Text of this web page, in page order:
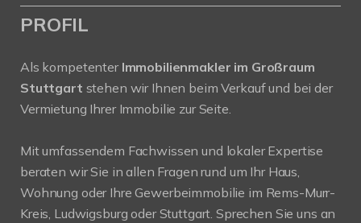
PROFIL
Als kompetenter Immobilienmakler im Großraum
Stuttgart stehen wir Ihnen beim Verkauf und bei der
Vermietung Ihrer Immobilie zur Seite.
Mit umfassendem Fachwissen und lokaler Expertise
beraten wir Sie in allen Fragen rund um Ihr Haus,
Wohnung oder Ihre Gewerbeimmobilie im Rems-Murr-
Kreis, Ludwigsburg oder Stuttgart. Sprechen Sie uns an